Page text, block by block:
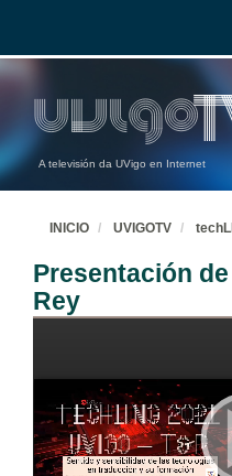
A televisión da UVigo en Internet
INICIO UVIGOTV techLI
Presentación
Rey